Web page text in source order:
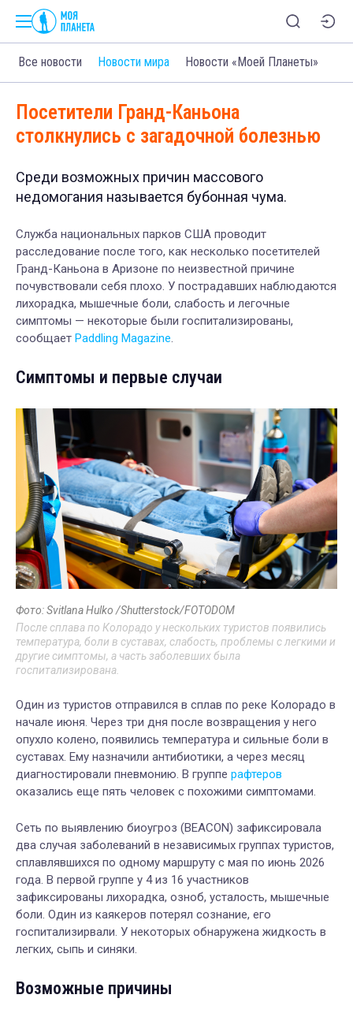
Все новости Новости мира Новости «Моей Планеты»
Посетители Гранд-Каньона
столкнулись с загадочной болезнью
Среди возможных причин массового
недомогания называется бубонная чума.
Служба национальных парков США проводит
расследование после того, как несколько посетителей
Гранд-Каньона в Аризоне по неизвестной причине
почувствовали себя плохо. У пострадавших наблюдаются
лихорадка, мышечные боли, слабость и легочные
симптомы — некоторые были госпитализированы,
сообщает Paddling Magazine.
Симптомы и первые случаи
Фото: Svitlana Hulko /Shutterstock/FOTODOM
После сплава по Колорадо у нескольких туристов появились
температура, боли в суставах, слабость, проблемы с легкими и
другие симптомы, а часть заболевших была
госпитализирована.
Один из туристов отправился в сплав по реке Колорадо в
начале июня. Через три дня после возвращения у него
опухло колено, появились температура и сильные боли в
суставах. Ему назначили антибиотики, а через месяц
диагностировали пневмонию. В группе рафтеров
оказались еще пять человек с похожими симптомами.
Сеть по выявлению биоугроз (BEACON) зафиксировала
два случая заболеваний в независимых группах туристов,
сплавлявшихся по одному маршруту с мая по июнь 2026
года. В первой группе у 4 из 16 участников
зафиксированы лихорадка, озноб, усталость, мышечные
боли. Один из каякеров потерял сознание, его
госпитализирвали. У некоторых обнаружена жидкость в
легких, сыпь и синяки.
Возможные причины